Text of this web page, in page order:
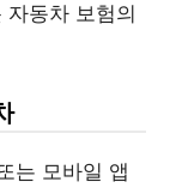
동차 보험의
는 모바일 앱